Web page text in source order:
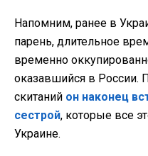
Напомним, ранее в
парень, длительное
временно
оказавшийся в России.
скитаний он наконец
сестрой, которые все
Украине.